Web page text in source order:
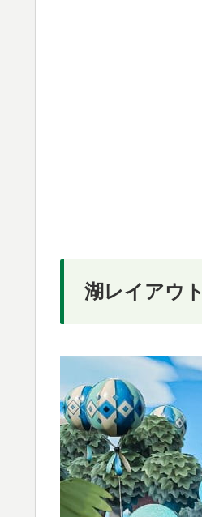
湖レイアウト